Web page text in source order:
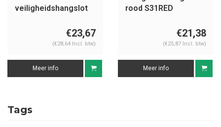
veiligheidshangslot
€23,67
(€28,64 Incl. btw)
Meer info
rood S31RED
€21,38
(€25,87 Incl. btw)
Meer info
Tags